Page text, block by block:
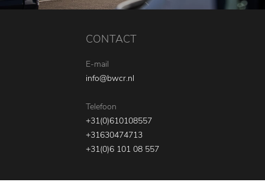
CONTACT
E-mail
info@bwcr.nl
Telefoon
+31(0)610108557
+31630474713
+31(0)6 101 08 557